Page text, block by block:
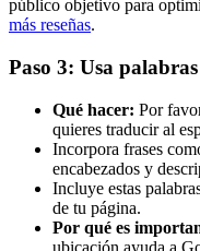
público objetivo para
más reseñas.
Paso 3: Usa
Qué hacer: Por
quieres traducir al
Incorpora frases
encabezados y
Incluye estas
de tu página.
Por qué es
ubicación ayuda a